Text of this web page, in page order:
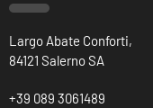
Largo Abate Conforti,
84121 Salerno SA
+39 089 3061489